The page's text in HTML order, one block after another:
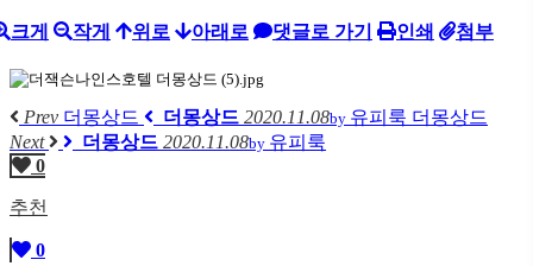
크게 작게 위로 아래로 댓글로 가기 인쇄 첨부
Prev 더몽상드 더몽상드 2020.11.08by 유피룩 더몽상드
Next
더몽상드 2020.11.08by 유피룩
0
추천
0